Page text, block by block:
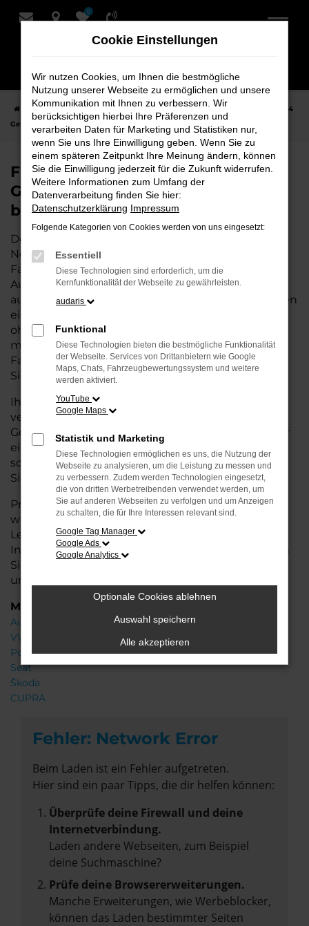
Zum
0
Startseite Nordenham Audi Audi A4
Finden Sie Ihren Audi A4
Gebrauchtwagen für Nordenham bei Schmidt + Koch
Finden Sie Ihren Audi A4
Gebrauchtwagen für Nordenham
bei Schmidt + Koch
Der Audi A4 ist die perfekte Wahl für alle in
Nordenham, die ein zuverlässiges und modernes
Fahrzeug suchen.Mit seiner erstklassigen
Ausstattung, der niedrigen Laufleistung und der
ausgezeichneten Pflege ist dieser Gebrauchtwagen
eine kostengünstige Alternative zum Neuwagen,
ohne auf Komfort und Qualität verzichten zu
müssen. Ob im Stadtverkehr oder für längere
Fahrten, der A4 überzeugt durch Fahrkomfort,
Sicherheit und Wirtschaftlichkeit.
Ihr Audi Autohaus in Nordenham ist Ihr
vertrauenswürdiger Partner, wenn es um
Gebrauchtwagen geht. Wir bieten Ihnen nicht nur
eine große Auswahl an geprüften Fahrzeugen,
sondern auch eine fachkundige Beratung, damit
Sie das für Sie passende Modell finden.
Profitieren Sie von unseren zusätzlichenServices
wie attraktiven Finanzierungsmöglichkeiten,
Leasingangeboten und der bequemen
Inzahlungnahme Ihres alten Fahrzeugs. Besuchen
Sie uns und überzeugen Sie sich von der Qualität
und dem Service, den wir Ihnen bieten!
Marken
Audi
VW
Porsche
Seat
Škoda
CUPRA
Fehler: Network Error
Beim Laden ist ein Fehler aufgetreten.
Hier sind ein paar Tipps, die dir helfen können:
Überprüfe deine Firewall und deine
Internetverbindung.
Laden andere Webseiten, zum Beispiel
deine Suchmaschine?
Prüfe deine Browsererweiterungen.
Manche Erweiterungen, wie Werbeblocker,
können das Laden bestimmter Seiten
Cookie Einstellungen
Wir nutzen Cookies, um Ihnen die bestmögliche
Nutzung unserer Webseite zu ermöglichen und unsere
Kommunikation mit Ihnen zu verbessern. Wir
berücksichtigen hierbei Ihre Präferenzen und
verarbeiten Daten für Marketing und Statistiken nur,
wenn Sie uns Ihre Einwilligung geben. Wenn Sie zu
einem späteren Zeitpunkt Ihre Meinung ändern, können
Sie die Einwilligung jederzeit für die Zukunft widerrufen.
Weitere Informationen zum Umfang der
Datenverarbeitung finden Sie hier:
Datenschutzerklärung Impressum
Folgende Kategorien von Cookies werden von uns eingesetzt:
Essentiell
Diese Technologien sind erforderlich, um die
Kernfunktionalität der Webseite zu gewährleisten.
audaris
Funktional
Diese Technologien bieten die bestmögliche Funktionalität
der Webseite. Services von Drittanbietern wie Google
Maps, Chats, Fahrzeugbewertungssystem und weitere
werden aktiviert.
YouTube
Google Maps
Statistik und Marketing
Diese Technologien ermöglichen es uns, die Nutzung der
Webseite zu analysieren, um die Leistung zu messen und
zu verbessern. Zudem werden Technologien eingesetzt,
die von dritten Werbetreibenden verwendet werden, um
Sie auf anderen Webseiten zu verfolgen und um Anzeigen
zu schalten, die für Ihre Interessen relevant sind.
Google Tag Manager
Google Ads
Google Analytics
Optionale Cookies ablehnen
Auswahl speichern
Alle akzeptieren